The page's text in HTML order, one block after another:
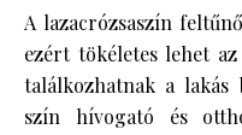
A lazacrózsaszín
ezért tökéletes lehet
találkozhatnak a lakás
szín hívogató és